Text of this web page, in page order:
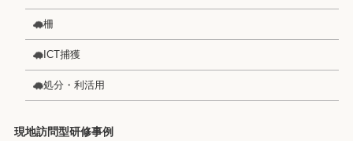
柵
ICT捕獲
処分・利活用
現地訪問型研修事例